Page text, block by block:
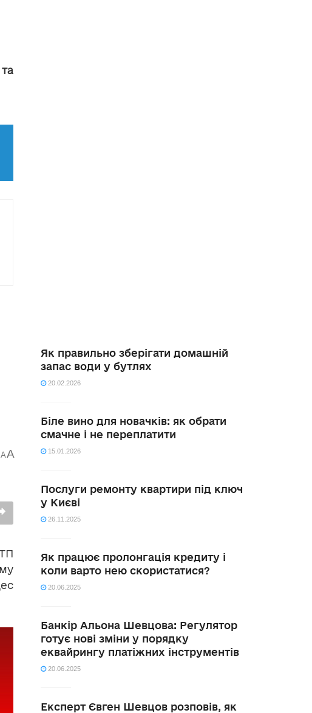
AA
Як правильно зберігати домашній
запас води у бутлях
20.02.2026
Біле вино для новачків: як обрати
смачне і не переплатити
15.01.2026
Послуги ремонту квартири під ключ
у Києві
26.11.2025
Як працює пролонгація кредиту і
коли варто нею скористатися?
20.06.2025
Банкір Альона Шевцова: Регулятор
готує нові зміни у порядку
еквайрингу платіжних інструментів
20.06.2025
Експерт Євген Шевцов розповів, як